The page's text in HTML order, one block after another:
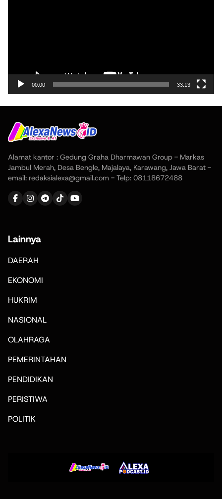
00:00 33:13
Alamat kantor : Gedung Graha Dharmawan Group - Markas
Jambul Merah, Desa Bengle, Majalaya, Karawang, Jawa Barat -
email: redaksialexa@gmail.com - Telp: 08118672488
Lainnya
DAERAH
EKONOMI
HUKRIM
NASIONAL
OLAHRAGA
PEMERINTAHAN
PENDIDIKAN
PERISTIWA
POLITIK